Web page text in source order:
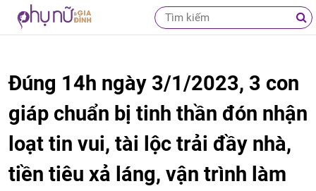
Đúng 14h ngày 3/1/2023, 3 con
giáp chuẩn bị tinh thần đón nhận
loạt tin vui, tài lộc trải đầy nhà,
tiền tiêu xả láng, vận trình làm